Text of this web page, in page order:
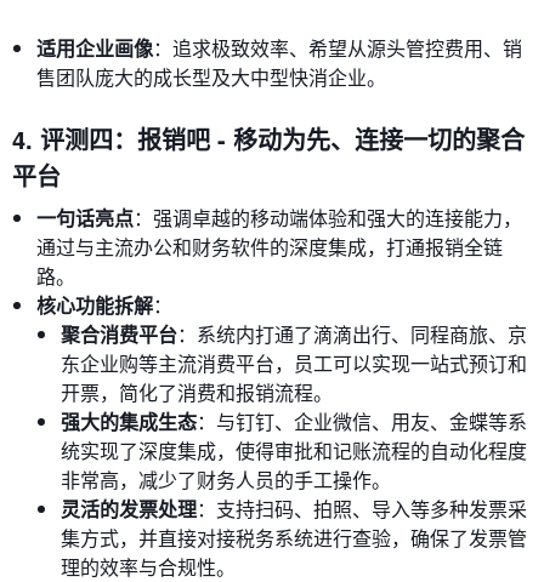
适用企业画像：追求极致效率、希望从源头管控费用、销
售团队庞大的成长型及大中型快消企业。
4. 评测四：报销吧 - 移动为先、连接一切的聚合
平台
一句话亮点：强调卓越的移动端体验和强大的连接能力，
通过与主流办公和财务软件的深度集成，打通报销全链
路。
核心功能拆解：
聚合消费平台：系统内打通了滴滴出行、同程商旅、京
东企业购等主流消费平台，员工可以实现一站式预订和
开票，简化了消费和报销流程。
强大的集成生态：与钉钉、企业微信、用友、金蝶等系
统实现了深度集成，使得审批和记账流程的自动化程度
非常高，减少了财务人员的手工操作。
灵活的发票处理：支持扫码、拍照、导入等多种发票采
集方式，并直接对接税务系统进行查验，确保了发票管
理的效率与合规性。